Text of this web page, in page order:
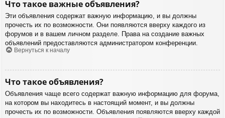
Что такое важные объявления?
Эти объявления содержат важную информацию, и вы должны
прочесть их по возможности. Они появляются вверху каждого из
форумов и в вашем личном разделе. Права на создание важных
объявлений предоставляются администратором конференции.
Вернуться к началу
Что такое объявления?
Объявления чаще всего содержат важную информацию для форума,
на котором вы находитесь в настоящий момент, и вы должны
прочесть их по возможности. Объявления появляются вверху каждой